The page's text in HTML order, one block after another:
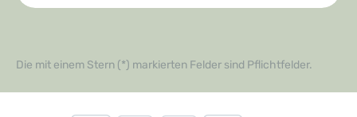
Die mit einem Stern (*) markierten Felder sind Pflichtfelder.